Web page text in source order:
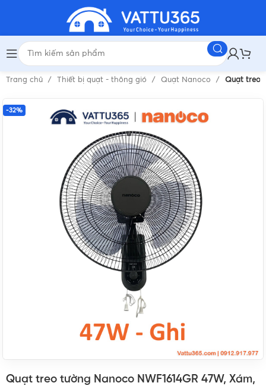
Trang chủ Thiết bị quạt - thông gió Quạt Nanoco Quạt treo
-32%
Quạt treo tường Nanoco NWF1614GR 47W, Xám,